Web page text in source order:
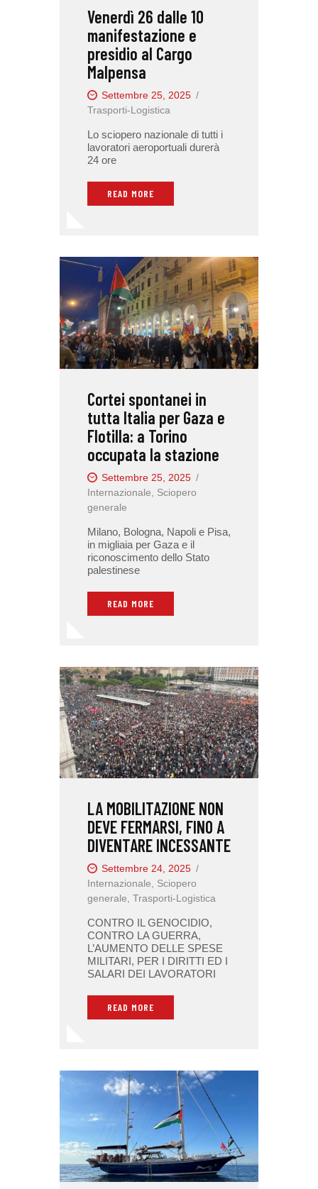
Venerdì 26 dalle 10
manifestazione e
presidio al Cargo
Malpensa
Settembre 25, 2025
Trasporti-Logistica
Lo sciopero nazionale di tutti i
lavoratori aeroportuali durerà
24 ore
READ MORE
Cortei spontanei in
tutta Italia per Gaza e
Flotilla: a Torino
occupata la stazione
Settembre 25, 2025
Internazionale
Sciopero
generale
Milano, Bologna, Napoli e Pisa,
in migliaia per Gaza e il
riconoscimento dello Stato
palestinese
READ MORE
LA MOBILITAZIONE NON
DEVE FERMARSI, FINO A
DIVENTARE INCESSANTE
Settembre 24, 2025
Internazionale
Sciopero
generale Trasporti-Logistica
CONTRO IL GENOCIDIO,
CONTRO LA GUERRA,
L’AUMENTO DELLE SPESE
MILITARI, PER I DIRITTI ED I
SALARI DEI LAVORATORI
READ MORE